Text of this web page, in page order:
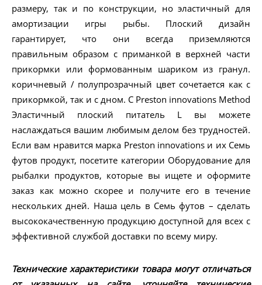
размеру, так и по конструкции, но эластичный для
амортизации игры рыбы. Плоский дизайн
гарантирует, что они всегда приземляются
правильным образом с приманкой в верхней части
прикормки или формованным шариком из гранул.
коричневый / полупрозрачный цвет сочетается как с
прикормкой, так и с дном. С Preston innovations Method
Эластичный плоский питатель L вы можете
наслаждаться вашим любимым делом без трудностей.
Если вам нравится марка Preston innovations и их Семь
футов продукт, посетите категории Оборудование для
рыбалки продуктов, которые вы ищете и оформите
заказ как можно скорее и получите его в течение
нескольких дней. Наша цель в Семь футов – сделать
высококачественную продукцию доступной для всех с
эффективной службой доставки по всему миру.
Технические характеристики товара могут отличаться